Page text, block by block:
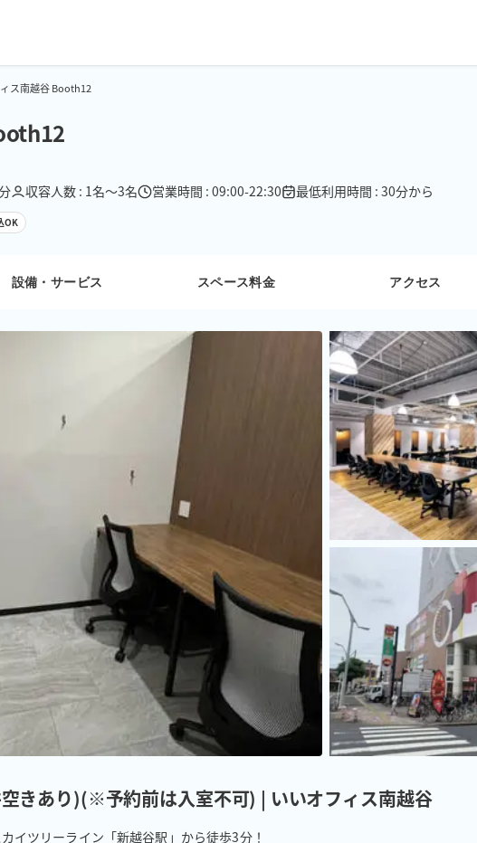
ス南越谷 Booth12
収容人数 : 1名〜3名 営業時間 : 09:00-22:30 最低利用時間 : 30分から
OK
設備・サービス スペース料金 アクセス
きあり)(※予約前は入室不可) | いいオフィス南越谷
イツリーライン「新越谷駅」から徒歩3分！